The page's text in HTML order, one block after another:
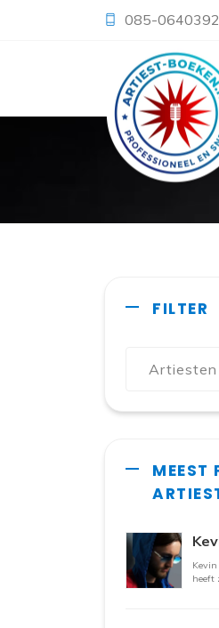
085-0640392
FILTER
MEEST
heeft